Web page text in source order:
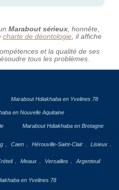
Marabout sérieux, honnête,
charte de déontologie, il affiche
et la qualité de ses
tous les problèmes.
Marabout Hdiakhaba en Yvelines 78
en Nouvelle Aquitaine
Marabout Hdiakhaba en Bretagne
, Caen , Hérouville-Saint-Clair , Lisieux ,
, Meaux , Versailles , Argenteuil
en Yvelines 78